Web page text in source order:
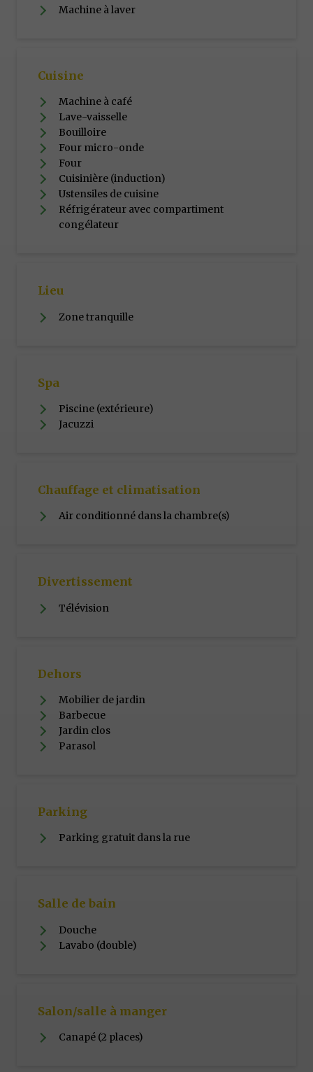
Machine à laver
Cuisine
Machine à café
Lave-vaisselle
Bouilloire
Four micro-onde
Four
Cuisinière (induction)
Ustensiles de cuisine
Réfrigérateur avec compartiment
congélateur
Lieu
Zone tranquille
Spa
Piscine (extérieure)
Jacuzzi
Chauffage et climatisation
Air conditionné dans la chambre(s)
Divertissement
Télévision
Dehors
Mobilier de jardin
Barbecue
Jardin clos
Parasol
Parking
Parking gratuit dans la rue
Salle de bain
Douche
Lavabo (double)
Salon/salle à manger
Canapé (2 places)